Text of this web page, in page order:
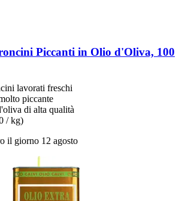
Piccanti in Olio d'Oliva, 100
lavorati freschi
piccante
di alta qualità
/ kg)
il giorno 12 agosto